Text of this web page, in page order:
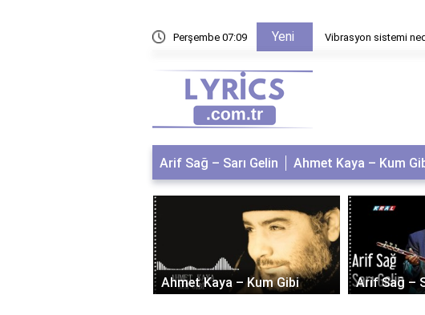
Perşembe 07:09 Yeni Vibrasyon sistemi
Arif Sağ – Sarı Gelin Ahmet Kaya – Kum
Ahmet Kaya – Kum Gibi Arif Sağ –